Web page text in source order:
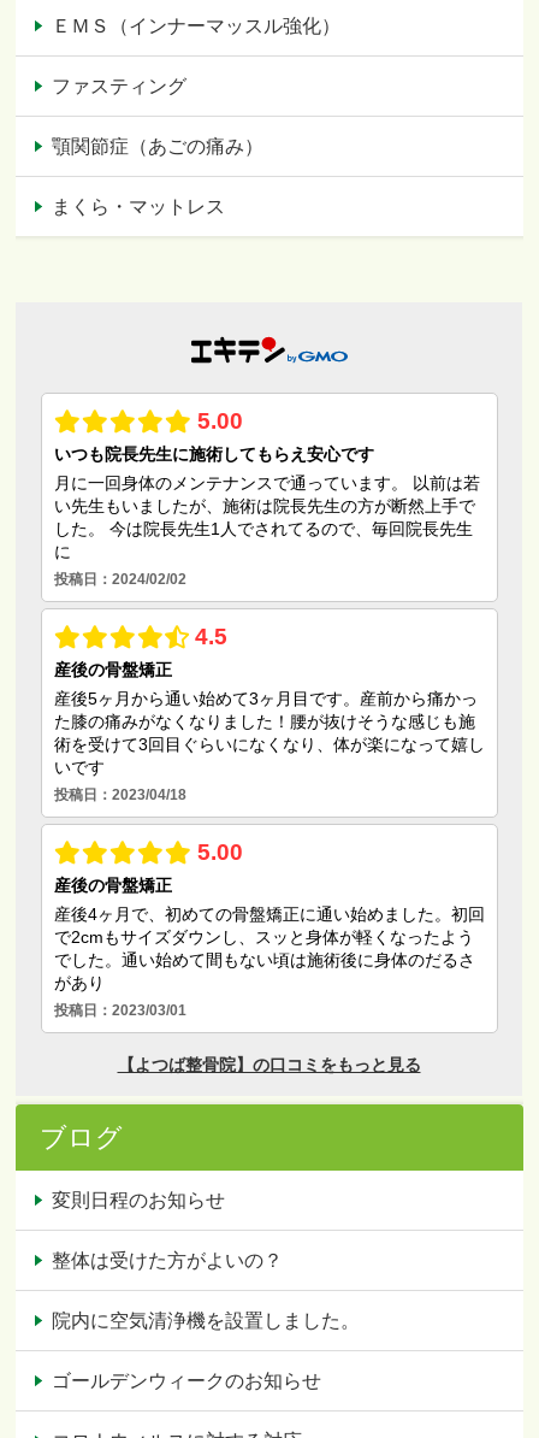
ＥＭＳ（インナーマッスル強化）
ファスティング
顎関節症（あごの痛み）
まくら・マットレス
ブログ
変則日程のお知らせ
整体は受けた方がよいの？
院内に空気清浄機を設置しました。
ゴールデンウィークのお知らせ